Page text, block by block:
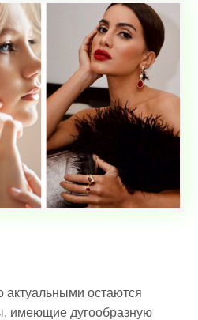
актуальными остаются
имеющие дугообразную